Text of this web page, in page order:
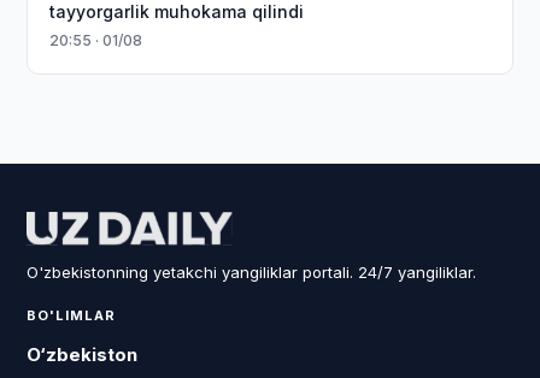
tayyorgarlik muhokama qilindi
20:55 · 01/08
O'zbekistonning yetakchi yangiliklar portali. 24/7 yangiliklar.
BO'LIMLAR
O‘zbekiston